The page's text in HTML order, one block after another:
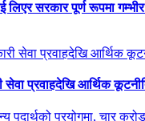
लिएर सरकार पूर्ण रूपमा
सेवा प्रवाहदेखि आर्थिक